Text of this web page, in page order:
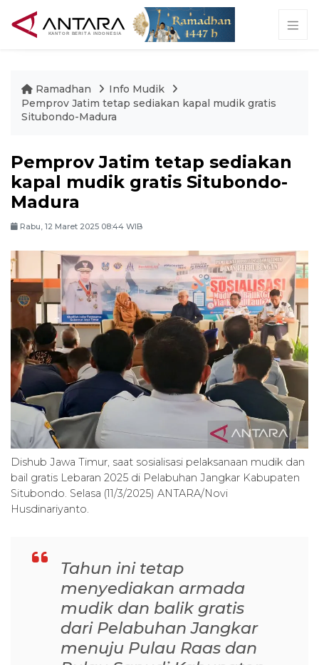
Ramadhan
Info Mudik
Pemprov Jatim tetap sediakan kapal mudik gratis
Situbondo-Madura
Pemprov Jatim tetap sediakan
kapal mudik gratis Situbondo-
Madura
Rabu, 12 Maret 2025 08:44 WIB
Dishub Jawa Timur, saat sosialisasi pelaksanaan mudik dan
bail gratis Lebaran 2025 di Pelabuhan Jangkar Kabupaten
Situbondo. Selasa (11/3/2025) ANTARA/Novi
Husdinariyanto.
Tahun ini tetap
menyediakan armada
mudik dan balik gratis
dari Pelabuhan Jangkar
menuju Pulau Raas dan